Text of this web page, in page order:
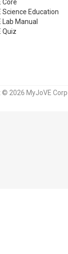
Core
Science Education
Lab Manual
Quiz
© 2026 MyJoVE